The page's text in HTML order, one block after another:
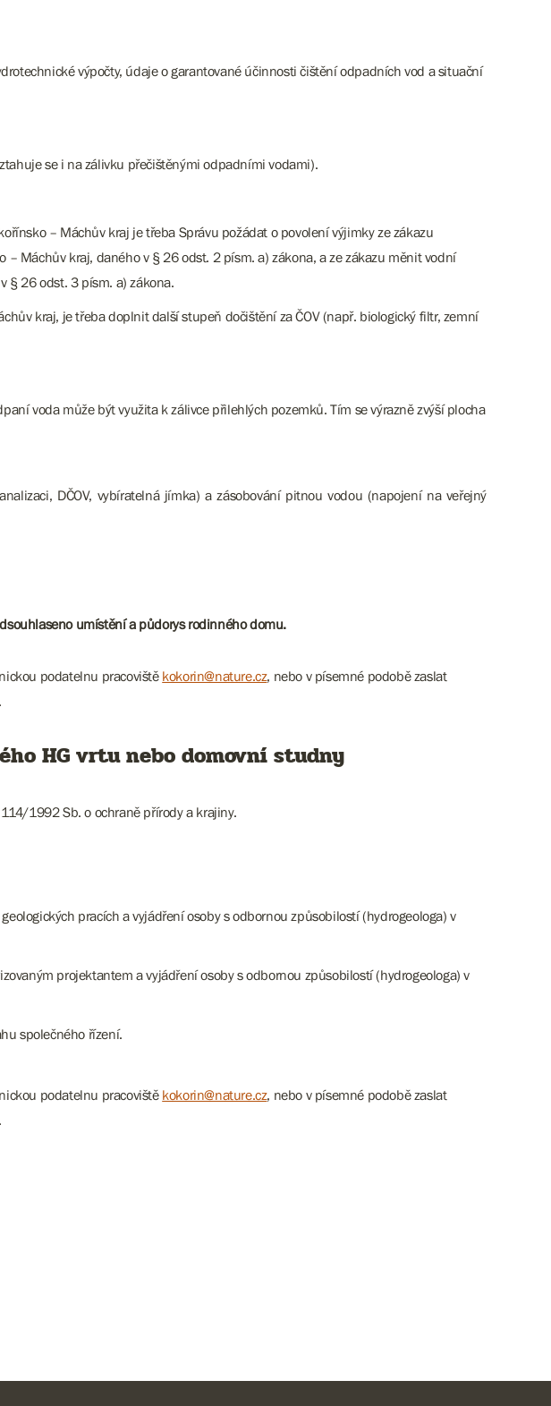
výpočty, údaje o garantované účinnosti čištění odpadních vod a situační
se i na zálivku přečištěnými odpadními vodami).
– Máchův kraj je třeba Správu požádat o povolení výjimky ze zákazu
Máchův kraj, daného v § 26 odst. 2 písm. a) zákona, a ze zákazu měnit vodní
§ 26 odst. 3 písm. a) zákona.
kraj, je třeba doplnit další stupeň dočištění za ČOV (např. biologický filtr, zemní
voda může být využita k zálivce přilehlých pozemků. Tím se výrazně zvýší plocha
DČOV, vybíratelná jímka) a zásobování pitnou vodou (napojení na veřejný
umístění a půdorys rodinného domu.
podatelnu pracoviště kokorin@nature.cz, nebo v písemné podobě zaslat
HG vrtu nebo domovní studny
1992 Sb. o ochraně přírody a krajiny.
pracích a vyjádření osoby s odbornou způsobilostí (hydrogeologa) v
projektantem a vyjádření osoby s odbornou způsobilostí (hydrogeologa) v
společného řízení.
podatelnu pracoviště kokorin@nature.cz, nebo v písemné podobě zaslat